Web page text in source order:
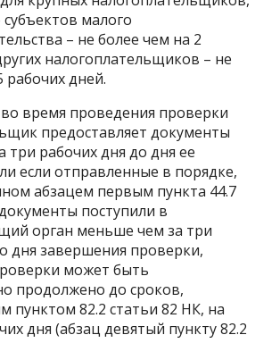
малого
– не более чем на 2
налогоплательщиков – не
рабочих дней.
во время проведения проверки
предоставляет документы
три рабочих дня до дня ее
если отправленные в порядке,
абзацем первым пункта 44.7
поступили в
орган меньше чем за три
дня завершения проверки,
может быть
продолжено до сроков,
пунктом 82.2 статьи 82 НК, на
дня (абзац девятый пункту 82.2